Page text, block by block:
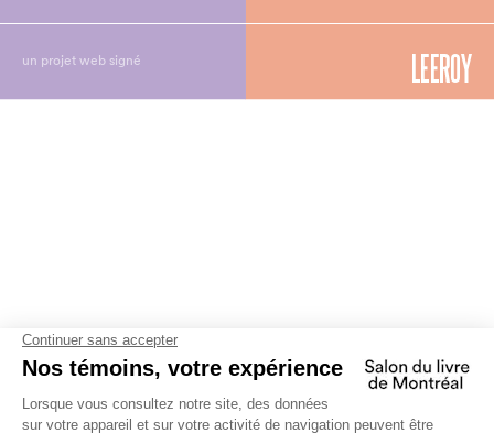
un projet web signé